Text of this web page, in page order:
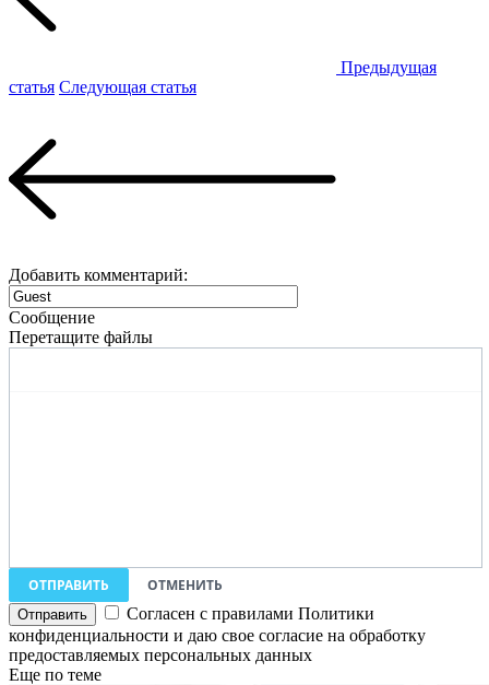
Предыдущая
статья Следующая статья
Добавить комментарий:
Сообщение
Перетащите файлы
ОТПРАВИТЬ
ОТМЕНИТЬ
Согласен с правилами Политики
конфиденциальности и даю свое согласие на обработку
предоставляемых персональных данных
Еще по теме